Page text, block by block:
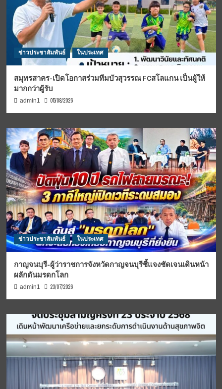
ข่าวประชาสัมพันธ์ ในประเทศ
สมุทรสาคร-เปิดโอกาสร่วมทีมบัวสุวรรณ FCสโลแกน เป็นผู้ให้
มากกว่าผู้รับ
admin1 05/08/2026
ข่าวประชาสัมพันธ์ ในประเทศ
กาญจนบุรี-ผู้ว่าราชการจังหวัดกาญจนบุรีชี้แจงชัดเจนเดินหน้า
ผลักดันมรดกโลก
admin1 23/07/2026